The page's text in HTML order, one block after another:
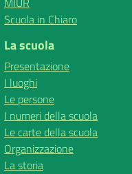
Scuola in Chiaro
La scuola
Presentazione
I luoghi
Le persone
I numeri della scuola
Le carte della scuola
Organizzazione
La storia